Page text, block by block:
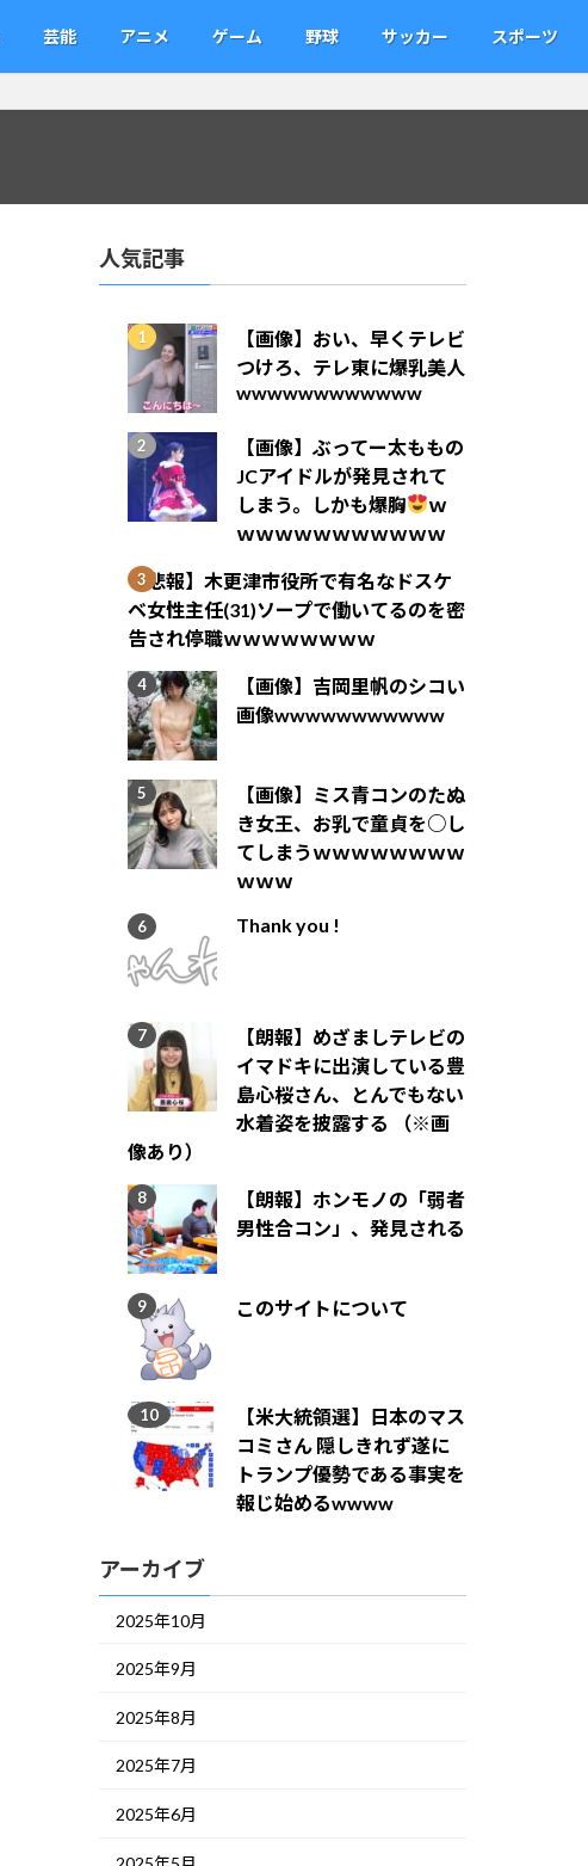
芸能 アニメ ゲーム 野球 サッカー スポーツ
人気記事
【画像】おい、早くテレビ
つけろ、テレ東に爆乳美人
wwwwwwwwwwww
【画像】ぶってー太ももの
JCアイドルが発見されて
しまう。しかも爆胸
ｗ
ｗｗｗｗｗｗｗｗｗｗｗ
【悲報】木更津市役所で有名なドスケ
ベ女性主任(31)ソープで働いてるのを密
告され停職ｗｗｗｗｗｗｗｗ
【画像】吉岡里帆のシコい
画像wwwwwwwwwww
【画像】ミス青コンのたぬ
き女王、お乳で童貞を○し
てしまうｗｗｗｗｗｗｗｗ
ｗｗｗ
Thank you !
【朗報】めざましテレビの
イマドキに出演している豊
島心桜さん、とんでもない
水着姿を披露する （※画
像あり）
【朗報】ホンモノの「弱者
男性合コン」、発見される
このサイトについて
【米大統領選】日本のマス
コミさん 隠しきれず遂に
トランプ優勢である事実を
報じ始めるwwww
アーカイブ
2025年10月
2025年9月
2025年8月
2025年7月
2025年6月